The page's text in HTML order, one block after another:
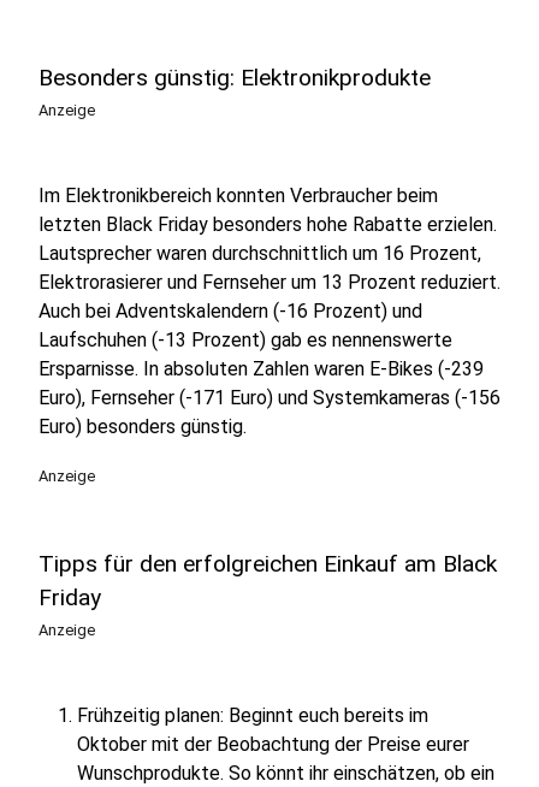
Besonders günstig: Elektronikprodukte
Anzeige
Im Elektronikbereich konnten Verbraucher beim
letzten Black Friday besonders hohe Rabatte erzielen.
Lautsprecher waren durchschnittlich um 16 Prozent,
Elektrorasierer und Fernseher um 13 Prozent reduziert.
Auch bei Adventskalendern (-16 Prozent) und
Laufschuhen (-13 Prozent) gab es nennenswerte
Ersparnisse. In absoluten Zahlen waren E-Bikes (-239
Euro), Fernseher (-171 Euro) und Systemkameras (-156
Euro) besonders günstig.
Anzeige
Tipps für den erfolgreichen Einkauf am Black
Friday
Anzeige
Frühzeitig planen: Beginnt euch bereits im
Oktober mit der Beobachtung der Preise eurer
Wunschprodukte. So könnt ihr einschätzen, ob ein